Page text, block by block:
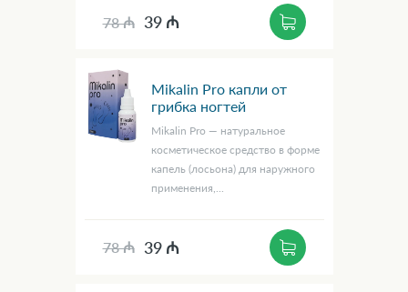
78 ₼ 39 ₼
Mikalin Pro капли от
грибка ногтей
Mikalin Pro — натуральное
косметическое средство в форме
капель (лосьона) для наружного
применения,...
78 ₼ 39 ₼